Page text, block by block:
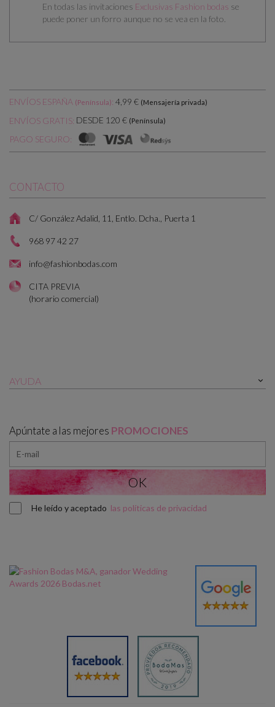
En todas las invitaciones Exclusivas Fashion bodas se
puede poner un forro aunque no se vea en la foto.
ENVÍOS ESPAÑA (Península): 4,99 € (Mensajería privada)
ENVÍOS GRATIS: DESDE 120 € (Península)
PAGO SEGURO:
CONTACTO
C/ González Adalid, 11, Entlo. Dcha., Puerta 1
968 97 42 27
info@fashionbodas.com
CITA PREVIA
(horario comercial)
AYUDA 
Apúntate a las mejores PROMOCIONES
He leído y aceptado las políticas de privacidad